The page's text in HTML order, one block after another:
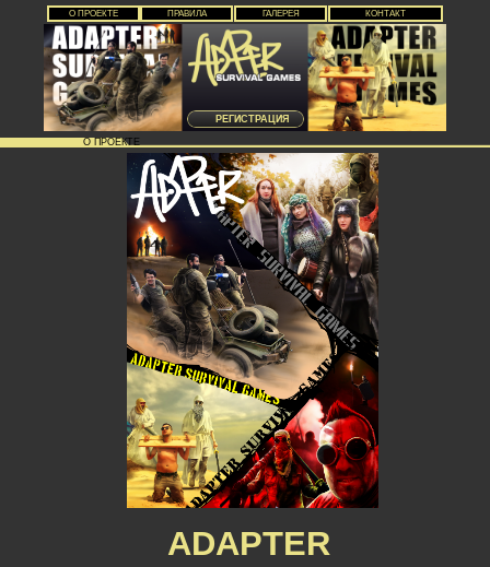
О ПРОЕКТЕ ПРАВИЛА ГАЛЕРЕЯ КОНТАКТ
РЕГИСТРАЦИЯ
О ПРОЕКТЕ
ADAPTER